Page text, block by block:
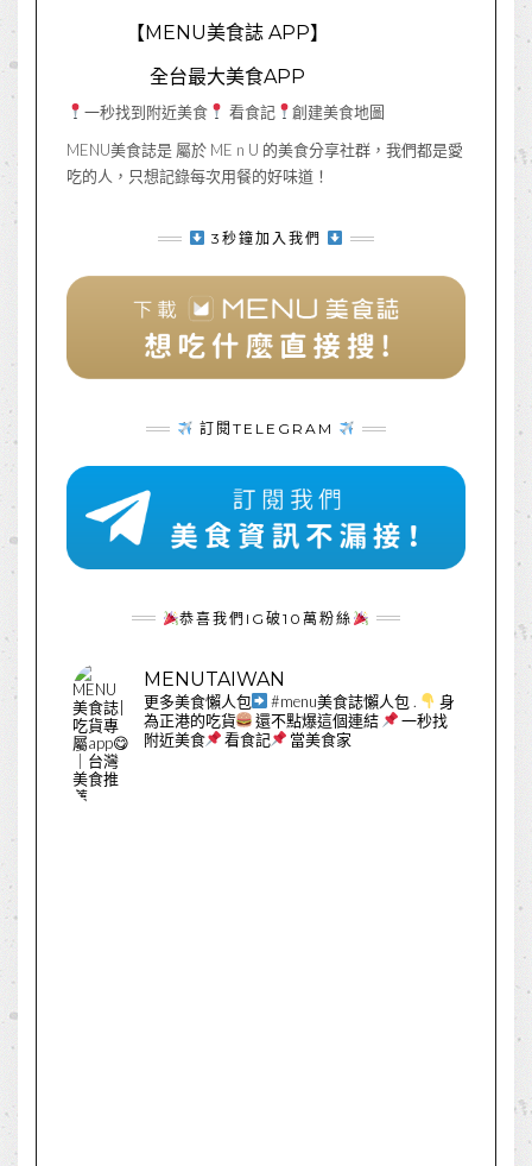
【MENU美食誌 APP】
全台最大美食APP
一秒找到附近美食 看食記
創建美食地圖
MENU美食誌是 屬於 ME n U 的美食分享社群，我們都是愛
吃的人，只想記錄每次用餐的好味道！
3秒鐘加入我們
訂閱TELEGRAM
恭喜我們IG破10萬粉絲
MENUTAIWAN
更多美食懶人包 #menu美食誌懶人包 .
身
為正港的吃貨
還不點爆這個連結
一秒找
附近美食
看食記 當美食家